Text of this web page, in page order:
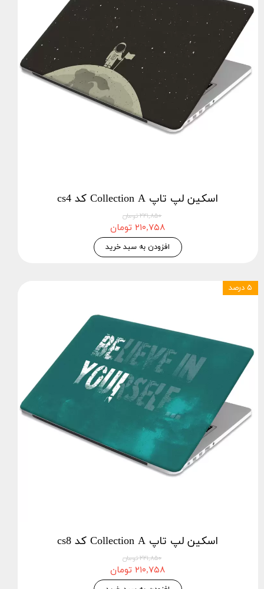
اسکین لپ تاپ Collection A کد cs4
۲۲۱,۸۵۰ تومان
۲۱۰,۷۵۸ تومان
افزودن به سبد خرید
اسکین لپ تاپ Collection A کد cs8
۲۲۱,۸۵۰ تومان
۲۱۰,۷۵۸ تومان
۵ درصد